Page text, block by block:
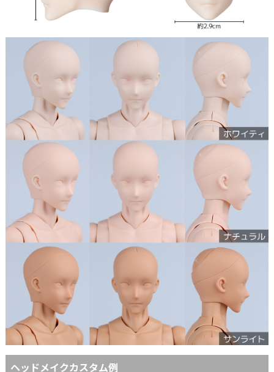
ヘッドメイクカスタム例